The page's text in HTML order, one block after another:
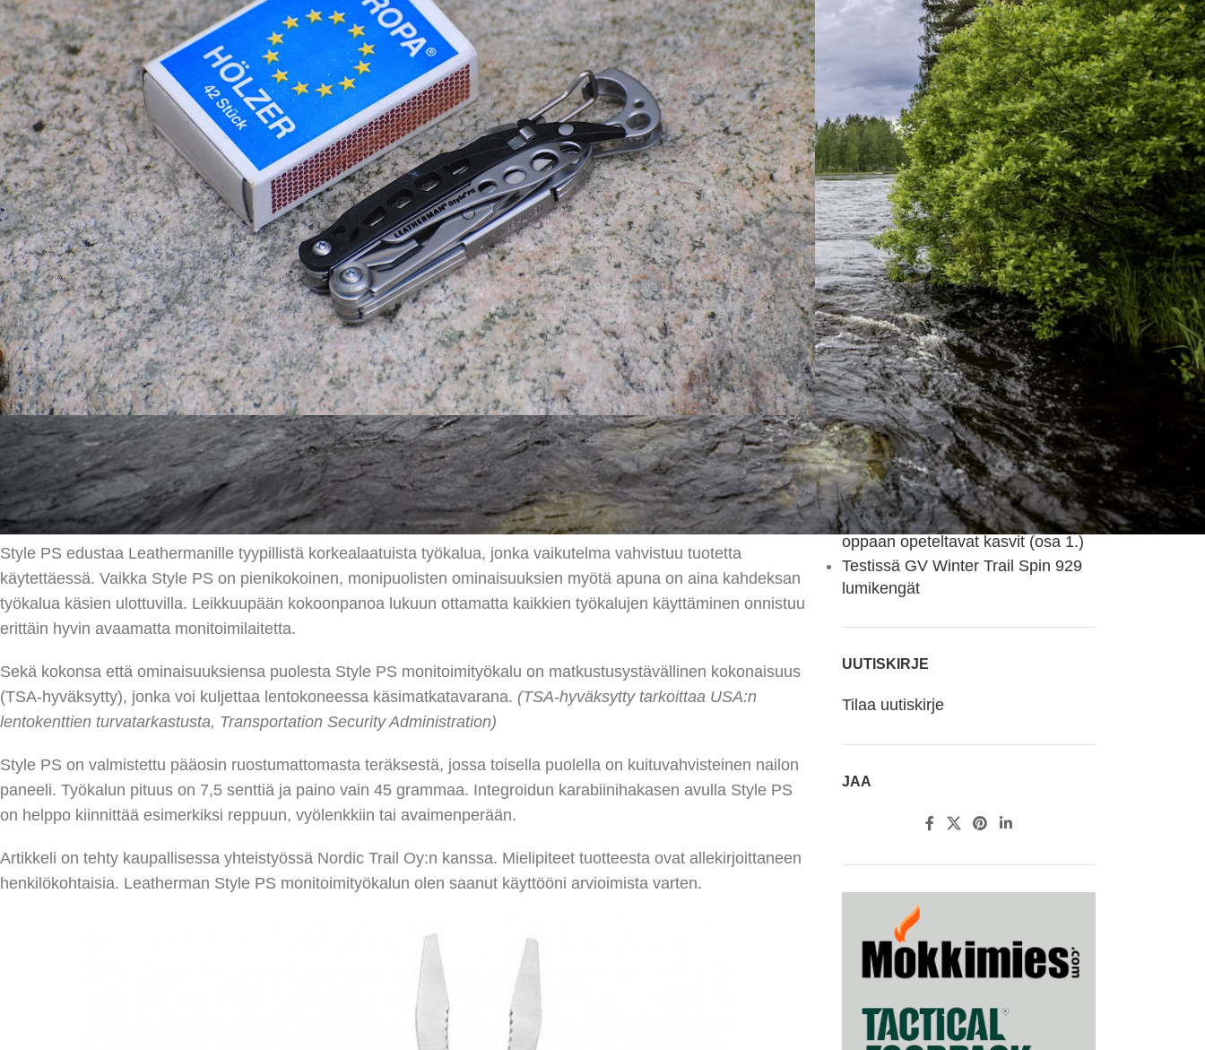
Leatherman Style PS monitoimityökalu kulkee mukana kaikkialle. Jousitettujen pihtien,
sivuleikkurien, saksien, pinsettien, pullonavaajan, viilan ja miniruuvimeisselin ansiosta
sinulla on välttämättömimmät työkalut aina saatavilla.
Style PS edustaa Leathermanille tyypillistä korkealaatuista työkalua, jonka vaikutelma vahvistuu tuotetta
käytettäessä. Vaikka Style PS on pienikokoinen, monipuolisten ominaisuuksien myötä apuna on aina kahdeksan
työkalua käsien ulottuvilla. Leikkuupään kokoonpanoa lukuun ottamatta kaikkien työkalujen käyttäminen onnistuu
erittäin hyvin avaamatta monitoimilaitetta.
Sekä kokonsa että ominaisuuksiensa puolesta Style PS monitoimityökalu on matkustusystävällinen kokonaisuus
(TSA-hyväksytty), jonka voi kuljettaa lentokoneessa käsimatkatavarana. (TSA-hyväksytty tarkoittaa USA:n
lentokenttien turvatarkastusta, Transportation Security Administration)
Style PS on valmistettu pääosin ruostumattomasta teräksestä, jossa toisella puolella on kuituvahvisteinen nailon
paneeli. Työkalun pituus on 7,5 senttiä ja paino vain 45 grammaa. Integroidun karabiinihakasen avulla Style PS
on helppo kiinnittää esimerkiksi reppuun, vyölenkkiin tai avaimenperään.
Artikkeli on tehty kaupallisessa yhteistyössä Nordic Trail Oy:n kanssa. Mielipiteet tuotteesta ovat allekirjoittaneen
henkilökohtaisia. Leatherman Style PS monitoimityökalun olen saanut käyttööni arvioimista varten.
UUSIMMAT KIRJOITUKSET
Majoitu taivasalla – Testissä
Nordisk Gormsson Curve
makuupussi ja monikäyttöinen
Jorund Tech Bivy
Testissä Meindl Dovre Extreme
GTX® wide vaellus- ja
metsästyskengät
Kasvio valokuvin – erä- ja luonto-
oppaan opeteltavat kasvit (osa 2.)
Metson soitimella
Suursiikaa arktisten tunturivesien
kevätjäiltä
Arvioitavana legendaarinen
Fjällräven Polar makuupussi
Testissä uudistunut Haglöfs L.I.M
GTX-kuoritakki
Devold Tuvegga Sport Air –
kaksipuolinen merinovillakerrasto
monipuoliseen käyttöön
Kasvio valokuvin – erä -ja luonto-
oppaan opeteltavat kasvit (osa 1.)
Testissä GV Winter Trail Spin 929
lumikengät
UUTISKIRJE
Tilaa uutiskirje
JAA